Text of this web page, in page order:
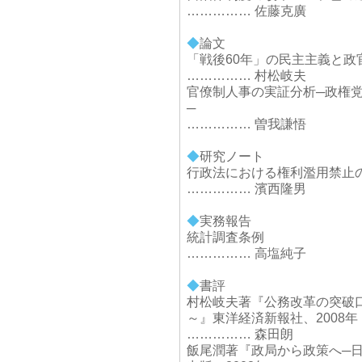
…………… 佐藤克廣
◆論文
「戦後60年」の民主主義と
…………… 村松岐夫
官僚制人事の実証分析─政権
─
…………… 曽我謙悟
◆研究ノート
行政法における権利濫用禁止
…………… 濱西隆男
◆実務報告
統計調査条例
…………… 高塩純子
◆書評
村松岐夫著『公務改革の突破
～』東洋経済新報社、2008年
…………… 森田朗
飯尾潤著『政局から政策へ─